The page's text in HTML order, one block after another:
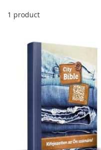
1 product
SALE